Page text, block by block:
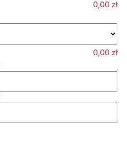
0,00 zł
0,00 zł